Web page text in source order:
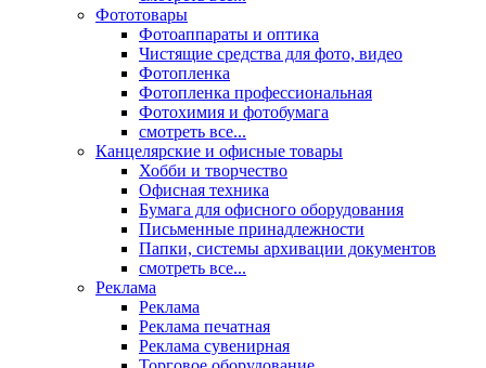
Фототовары
Фотоаппараты и оптика
Чистящие средства для фото, видео
Фотопленка
Фотопленка профессиональная
Фотохимия и фотобумага
смотреть все...
Канцелярские и офисные товары
Хобби и творчество
Офисная техника
Бумага для офисного оборудования
Письменные принадлежности
Папки, системы архивации документов
смотреть все...
Реклама
Реклама
Реклама печатная
Реклама сувенирная